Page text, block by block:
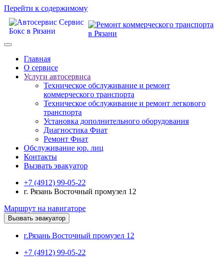
Перейти к содержимому
Главная
О сервисе
Услуги автосервиса
Техническое обcлуживание и ремонт
коммерческого транспорта
Техническое обcлуживание и ремонт легкового
транспорта
Установка дополнительного оборудования
Диагностика Фиат
Ремонт Фиат
Обслуживание юр. лиц
Контакты
Вызвать эвакуатор
+7 (4912) 99-05-22
г. Рязань Восточный промузел 12
Маршрут на навигаторе
Вызвать эвакуатор
г.Рязань Восточный промузел 12
+7 (4912) 99-05-22